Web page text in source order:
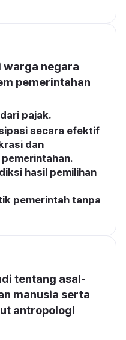
warga negara
pemerintahan
pajak.
secara efektif
dan
hasil pemilihan
pemerintah tanpa
tentang asal-
manusia serta
antropologi